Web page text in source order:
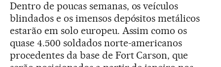
Dentro de poucas semanas, os veículos
blindados e os imensos depósitos metálicos
estarão em solo europeu. Assim como os
quase 4.500 soldados norte-americanos
procedentes da base de Fort Carson, que